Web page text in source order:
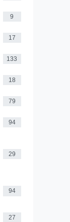
9
17
133
18
79
94
29
94
27